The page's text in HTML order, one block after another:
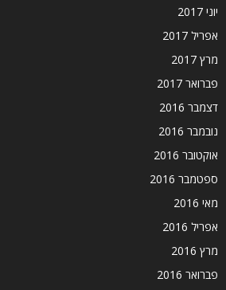
יוני 2017
אפריל 2017
מרץ 2017
פברואר 2017
דצמבר 2016
נובמבר 2016
אוקטובר 2016
ספטמבר 2016
מאי 2016
אפריל 2016
מרץ 2016
פברואר 2016